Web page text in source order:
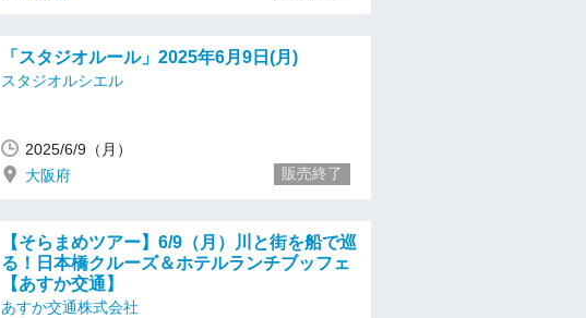
「スタジオルール」2025年6月9日(月)
スタジオルシエル
2025/6/9（月）
大阪府
販売終了
【そらまめツアー】6/9（月）川と街を船で巡
る！日本橋クルーズ＆ホテルランチブッフェ
【あすか交通】
あすか交通株式会社